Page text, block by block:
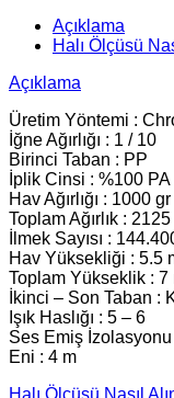
Açıklama
Halı Ölçüsü
Açıklama
Üretim Yöntemi :
İğne Ağırlığı : 1 / 10
Birinci Taban : PP
İplik Cinsi : %100 PA
Hav Ağırlığı : 1000
Toplam Ağırlık :
İlmek Sayısı :
Hav Yüksekliği : 5.5
Toplam Yükseklik : 7
İkinci – Son Taban :
Işık Haslığı : 5 – 6
Ses Emiş
Eni : 4 m